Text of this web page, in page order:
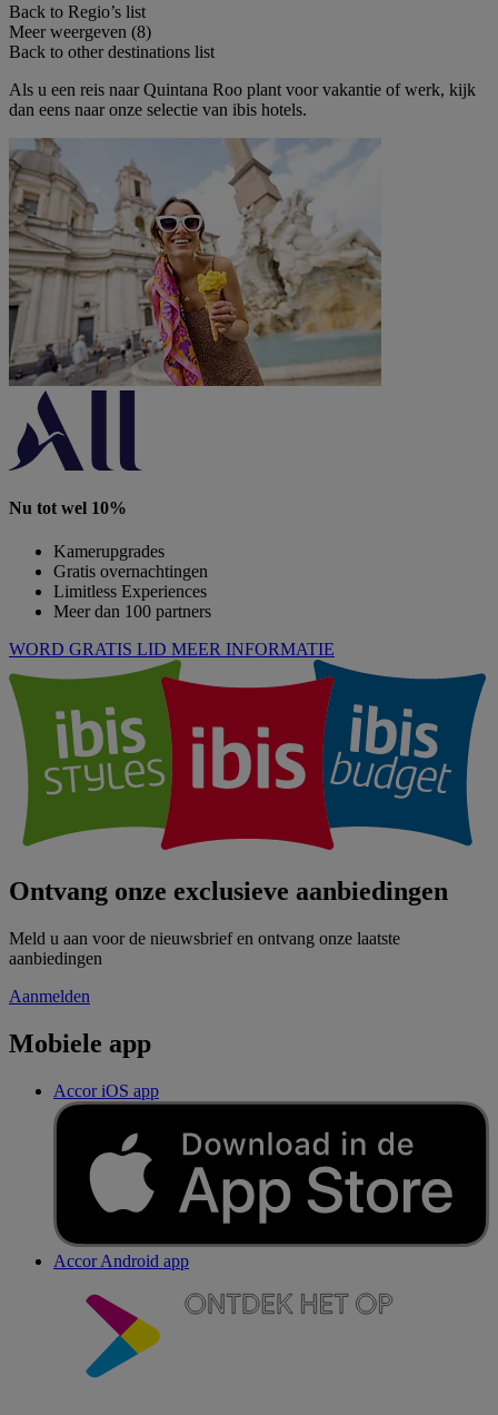
Back to Regio’s list
Meer weergeven (8)
Back to other destinations list
Als u een reis naar Quintana Roo plant voor vakantie of werk, kijk
dan eens naar onze selectie van ibis hotels.
Nu tot wel 10%
Kamerupgrades
Gratis overnachtingen
Limitless Experiences
Meer dan 100 partners
WORD GRATIS LID MEER INFORMATIE
Ontvang onze exclusieve aanbiedingen
Meld u aan voor de nieuwsbrief en ontvang onze laatste
aanbiedingen
Aanmelden
Mobiele app
Accor iOS app
Accor Android app